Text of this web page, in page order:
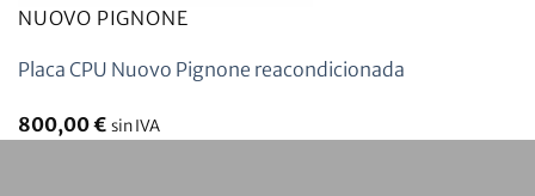
NUOVO PIGNONE
Placa CPU Nuovo Pignone reacondicionada
800,00€ sin IVA